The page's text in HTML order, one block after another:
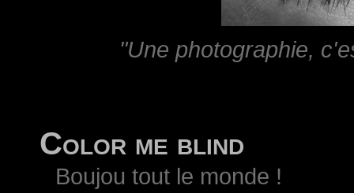
"Une photographie,
Color me blind
Boujou tout le monde !